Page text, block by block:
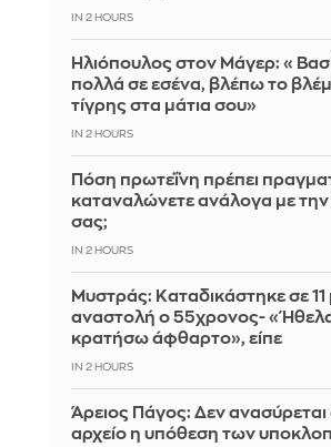
IN 2 HOURS
Ηλιόπουλος στον Μάγερ:
πολλά σε εσένα, βλέπω το
τίγρης στα μάτια σου»
IN 2 HOURS
Πόση πρωτεΐνη πρέπει
καταναλώνετε ανάλογα με την
σας;
IN 2 HOURS
Μυστράς: Καταδικάστηκε σε 11
αναστολή ο 55χρονος-
κρατήσω άφθαρτο», είπε
IN 2 HOURS
Άρειος Πάγος: Δεν
αρχείο η υπόθεση των